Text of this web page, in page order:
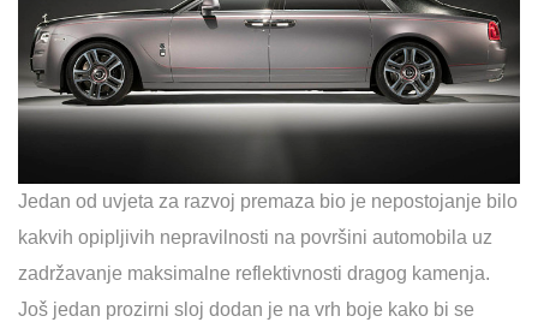
Jedan od uvjeta za razvoj premaza bio je nepostojanje bilo
kakvih opipljivih nepravilnosti na površini automobila uz
zadržavanje maksimalne reflektivnosti dragog kamenja.
Još jedan prozirni sloj dodan je na vrh boje kako bi se